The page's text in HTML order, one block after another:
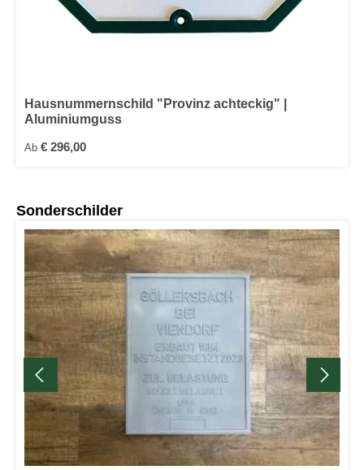
Hausnummernschild "Provinz achteckig" |
Aluminiumguss
Regulärer Preis:
Ab€ 296,00
Produktgalerie überspringen
Sonderschilder